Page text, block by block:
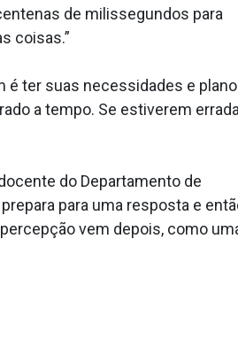
de milissegundos para
coisas.”
é ter suas necessidades e
a tempo. Se estiverem
do Departamento de
para uma resposta e
vem depois, como